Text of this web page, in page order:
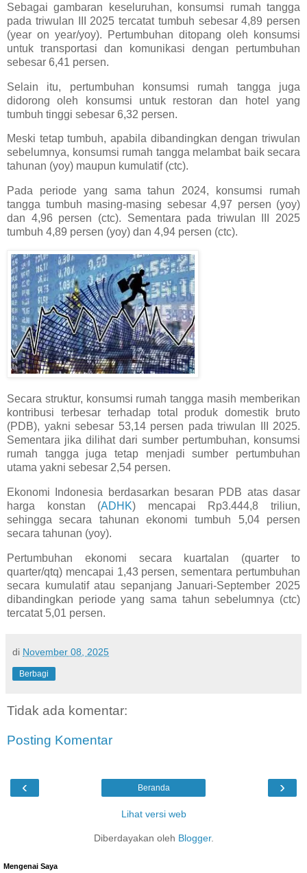
Sebagai gambaran keseluruhan, konsumsi rumah tangga
pada triwulan III 2025 tercatat tumbuh sebesar 4,89 persen
(year on year/yoy). Pertumbuhan ditopang oleh konsumsi
untuk transportasi dan komunikasi dengan pertumbuhan
sebesar 6,41 persen.
Selain itu, pertumbuhan konsumsi rumah tangga juga
didorong oleh konsumsi untuk restoran dan hotel yang
tumbuh tinggi sebesar 6,32 persen.
Meski tetap tumbuh, apabila dibandingkan dengan triwulan
sebelumnya, konsumsi rumah tangga melambat baik secara
tahunan (yoy) maupun kumulatif (ctc).
Pada periode yang sama tahun 2024, konsumsi rumah
tangga tumbuh masing-masing sebesar 4,97 persen (yoy)
dan 4,96 persen (ctc). Sementara pada triwulan III 2025
tumbuh 4,89 persen (yoy) dan 4,94 persen (ctc).
Secara struktur, konsumsi rumah tangga masih memberikan
kontribusi terbesar terhadap total produk domestik bruto
(PDB), yakni sebesar 53,14 persen pada triwulan III 2025.
Sementara jika dilihat dari sumber pertumbuhan, konsumsi
rumah tangga juga tetap menjadi sumber pertumbuhan
utama yakni sebesar 2,54 persen.
Ekonomi Indonesia berdasarkan besaran PDB atas dasar
harga konstan (ADHK) mencapai Rp3.444,8 triliun,
sehingga secara tahunan ekonomi tumbuh 5,04 persen
secara tahunan (yoy).
Pertumbuhan ekonomi secara kuartalan (quarter to
quarter/qtq) mencapai 1,43 persen, sementara pertumbuhan
secara kumulatif atau sepanjang Januari-September 2025
dibandingkan periode yang sama tahun sebelumnya (ctc)
tercatat 5,01 persen.
di November 08, 2025
Berbagi
Tidak ada komentar:
Posting Komentar
‹ ›
Beranda
Lihat versi web
Diberdayakan oleh Blogger.
Mengenai Saya